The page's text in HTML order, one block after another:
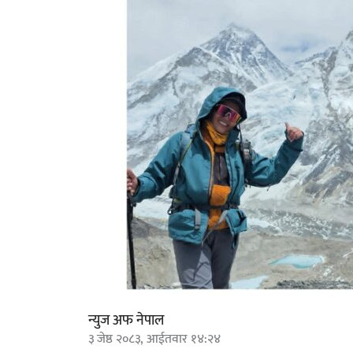
न्युज अफ नेपाल
३ जेष्ठ २०८३, आईतवार १४:२४